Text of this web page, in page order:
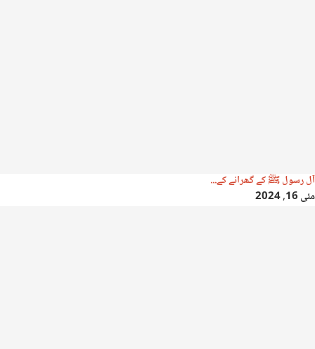
آل رسول ﷺ کے گھرانے کے...
مئی 16, 2024